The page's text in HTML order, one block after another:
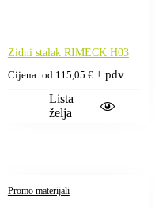
Zidni stalak RIMECK H03
Cijena: od 115,05 € + pdv
Lista
želja
Promo materijali